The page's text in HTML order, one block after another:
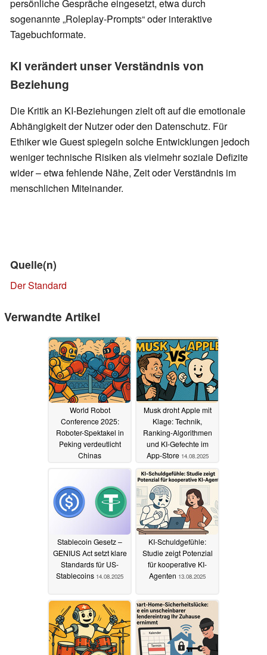
persönliche Gespräche eingesetzt, etwa durch
sogenannte „Roleplay-Prompts“ oder interaktive
Tagebuchformate.
KI verändert unser Verständnis von
Beziehung
Die Kritik an KI-Beziehungen zielt oft auf die emotionale
Abhängigkeit der Nutzer oder den Datenschutz. Für
Ethiker wie Guest spiegeln solche Entwicklungen jedoch
weniger technische Risiken als vielmehr soziale Defizite
wider – etwa fehlende Nähe, Zeit oder Verständnis im
menschlichen Miteinander.
Quelle(n)
Der Standard
Verwandte Artikel
World Robot
Conference 2025:
Roboter-Spektakel in
Peking verdeutlicht
Chinas
Musk droht Apple mit
Klage: Technik,
Ranking-Algorithmen
und KI-Gefechte im
App-Store 14.08.2025
Stablecoin Gesetz –
GENIUS Act setzt klare
Standards für US-
Stablecoins 14.08.2025
KI‑Schuldgefühle:
Studie zeigt Potenzial
für kooperative KI-
Agenten 13.08.2025